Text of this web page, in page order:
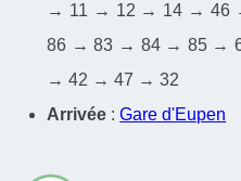
→ 11 → 12 → 14 → 46
86 → 83 → 84 → 85 →
→ 42 → 47 → 32
Arrivée :Gare d'Eupen